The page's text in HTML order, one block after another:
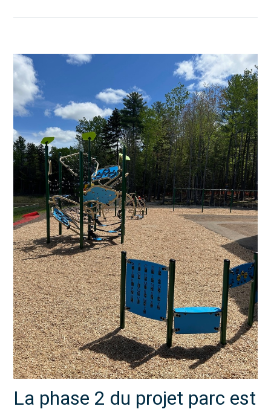
La phase 2 du projet parc est